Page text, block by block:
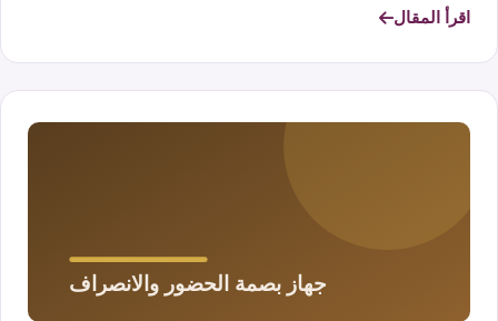
اقرأ المقال